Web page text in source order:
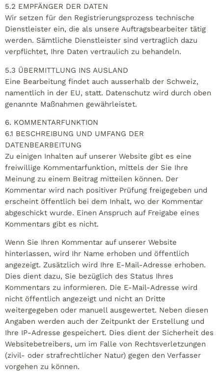
5.2 EMPFÄNGER DER DATEN
Wir setzen für den Registrierungsprozess technische
Dienstleister ein, die als unsere Auftragsbearbeiter tätig
werden. Sämtliche Dienstleister sind vertraglich dazu
verpflichtet, Ihre Daten vertraulich zu behandeln.
5.3 ÜBERMITTLUNG INS AUSLAND
Eine Bearbeitung findet auch ausserhalb der Schweiz,
namentlich in der EU, statt. Datenschutz wird durch oben
genannte Maßnahmen gewährleistet.
6. KOMMENTARFUNKTION
6.1 BESCHREIBUNG UND UMFANG DER
DATENBEARBEITUNG
Zu einigen Inhalten auf unserer Website gibt es eine
freiwillige Kommentarfunktion, mittels der Sie Ihre
Meinung zu einem Beitrag mitteilen können. Der
Kommentar wird nach positiver Prüfung freigegeben und
erscheint öffentlich bei dem Inhalt, wo der Kommentar
abgeschickt wurde. Einen Anspruch auf Freigabe eines
Kommentars gibt es nicht.
Wenn Sie Ihren Kommentar auf unserer Website
hinterlassen, wird Ihr Name erhoben und öffentlich
angezeigt. Zusätzlich wird Ihre E-Mail-Adresse erhoben.
Dies dient dazu, Sie bezüglich des Status Ihres
Kommentars zu informieren. Die E-Mail-Adresse wird
nicht öffentlich angezeigt und nicht an Dritte
weitergegeben oder manuell ausgewertet. Neben diesen
Angaben werden auch der Zeitpunkt der Erstellung und
Ihre IP-Adresse gespeichert. Dies dient der Sicherheit des
Websitebetreibers, um im Falle von Rechtsverletzungen
(zivil- oder strafrechtlicher Natur) gegen den Verfasser
vorgehen zu können.